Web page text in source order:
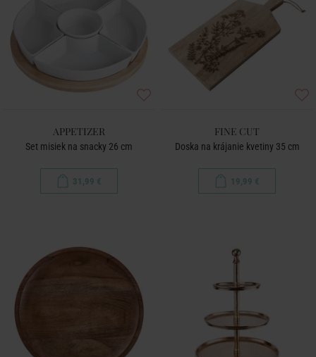
APPETIZER
Set misiek na snacky 26 cm
31,99 €
FINE CUT
Doska na krájanie kvetiny 35 cm
19,99 €